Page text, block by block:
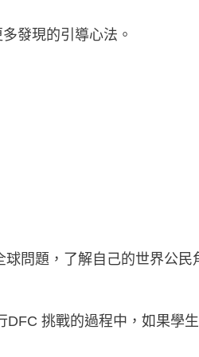
發現的引導心法。
問題，了解自己的世界公民
挑戰的過程中，如果學